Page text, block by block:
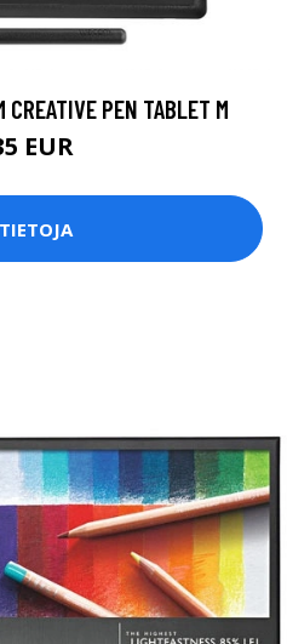
CREATIVE PEN TABLET M
EUR